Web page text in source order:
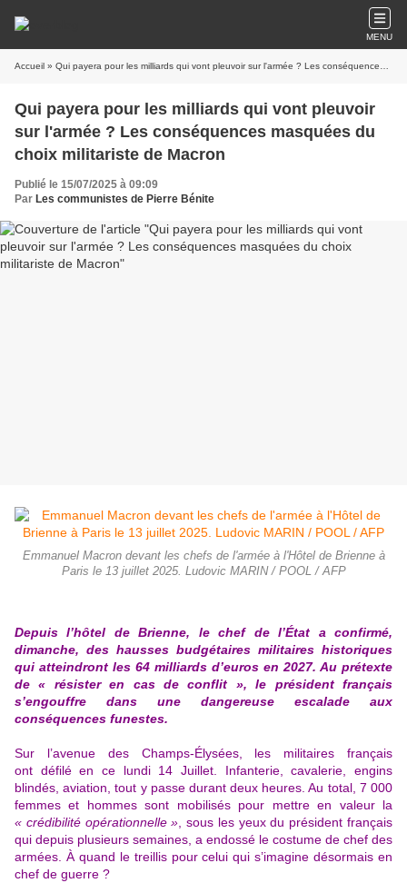
MENU
Accueil » Qui payera pour les milliards qui vont pleuvoir sur l'armée ? Les conséquences masquées du choix militariste de Macron
Qui payera pour les milliards qui vont pleuvoir
sur l'armée ? Les conséquences masquées du
choix militariste de Macron
Publié le 15/07/2025 à 09:09
Par Les communistes de Pierre Bénite
Emmanuel Macron devant les chefs de l'armée à l'Hôtel de Brienne à
Paris le 13 juillet 2025. Ludovic MARIN / POOL / AFP
Depuis l’hôtel de Brienne, le chef de l’État a confirmé,
dimanche, des hausses budgétaires militaires historiques
qui atteindront les 64 milliards d’euros en 2027. Au prétexte
de « résister en cas de conflit », le président français
s’engouffre dans une dangereuse escalade aux
conséquences funestes.
Sur l’avenue des Champs-Élysées, les militaires français
ont défilé en ce lundi 14 Juillet . Infanterie, cavalerie, engins
blindés, aviation, tout y passe durant deux heures. Au total, 7 000
femmes et hommes sont mobilisés pour mettre en valeur la
« crédibilité opérationnelle » , sous les yeux du président français
qui depuis plusieurs semaines, a endossé le costume de chef des
armées. À quand le treillis pour celui qui s’imagine désormais en
chef de guerre ?